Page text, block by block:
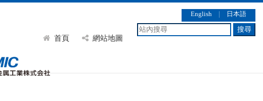
English ｜ 日本語
首頁 網站地圖
搜尋